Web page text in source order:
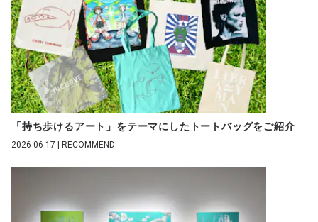
「持ち歩けるアート」をテーマにしたトートバッグをご紹介
2026-06-17 | RECOMMEND